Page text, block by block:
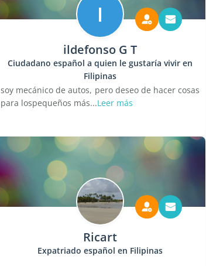
I
ildefonso G T
Ciudadano español a quien le gustaría vivir en
Filipinas
soy mecánico de autos, pero deseo de hacer cosas
para lospequeños más...Leer más
Ricart
Expatriado español en Filipinas